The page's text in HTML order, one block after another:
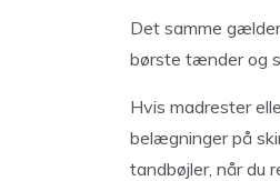
Det samme
børste tænder og
Hvis madrester
belægninger på
tandbøjler, når du